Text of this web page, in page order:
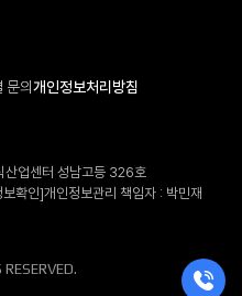
문의개인정보처리방침
산업센터 성남고등 326호
보확인]개인정보관리 책임자 : 박민재